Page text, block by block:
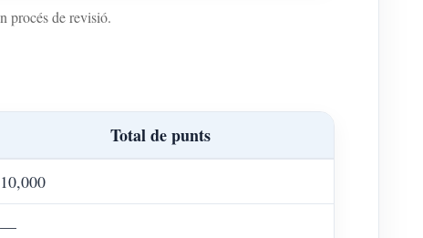
procés de revisió.
Total de punts
10,000
—